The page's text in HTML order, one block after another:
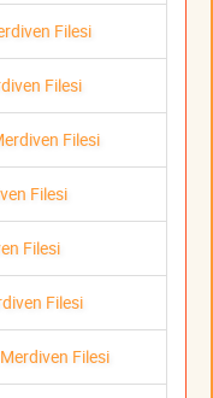
Filesi
Filesi
Filesi
Filesi
Filesi
Filesi
Filesi